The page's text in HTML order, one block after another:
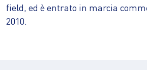
field, ed è entrato in marcia
2010.